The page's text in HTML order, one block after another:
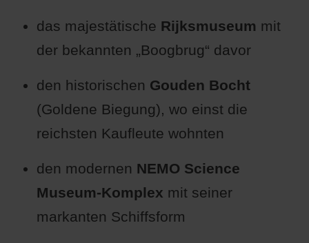
das majestätische Rijksmuseum mit
der bekannten „Boogbrug“ davor
den historischen Gouden Bocht
(Goldene Biegung), wo einst die
reichsten Kaufleute wohnten
den modernen NEMO Science
Museum-Komplex mit seiner
markanten Schiffsform